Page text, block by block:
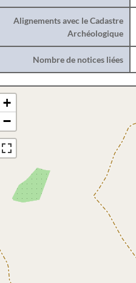
Alignements avec le Cadastre
Archéologique
Nombre de notices liées
+
−